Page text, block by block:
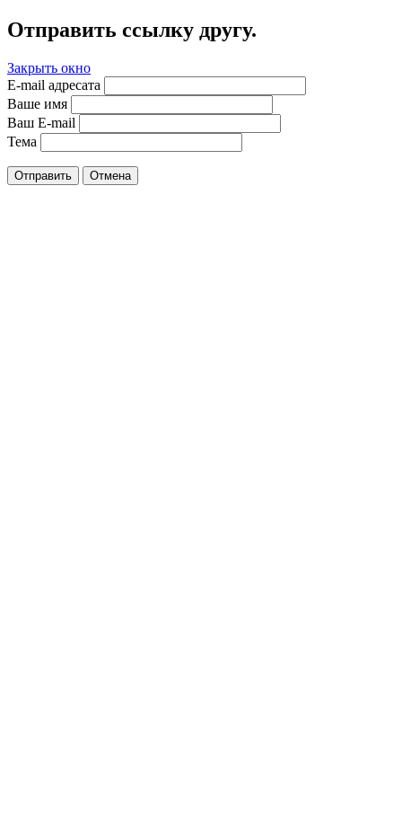
Отправить ссылку другу.
Закрыть окно
E-mail адресата
Ваше имя
Ваш E-mail
Тема
Отправить Отмена